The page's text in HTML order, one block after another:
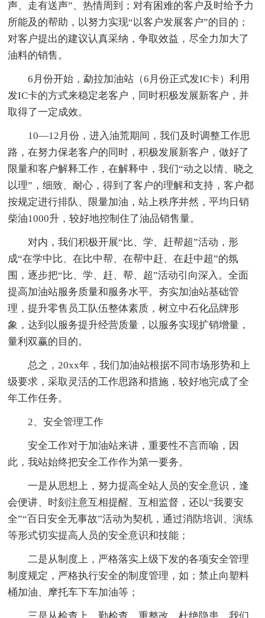
声、走有送声”、热情周到；对有困难的客户及时给予力
所能及的帮助，以努力实现“以客户发展客户”的目的；
对客户提出的建议认真采纳，争取效益，尽全力加大了
油料的销售。
6月份开始，勐拉加油站（6月份正式发IC卡）利用
发IC卡的方式来稳定老客户，同时积极发展新客户，并
取得了一定成效。
10—12月份，进入油荒期间，我们及时调整工作思
路，在努力保老客户的同时，积极发展新客户，做好了
限量和客户解释工作，在解释中，我们“动之以情、晓之
以理”，细致、耐心，得到了客户的理解和支持，客户都
按规定进行排队、限量加油，站上秩序井然，平均日销
柴油1000升，较好地控制住了油品销售量。
对内，我们积极开展“比、学、赶帮超”活动，形
成“在学中比、在比中帮、在帮中赶、在赶中超”的氛
围，逐步把“比、学、赶、帮、超”活动引向深入。全面
提高加油站服务质量和服务水平。夯实加油站基础管
理，提升零售员工队伍整体素质，树立中石化品牌形
象，达到以服务提升经营质量，以服务实现扩销增量，
量利双赢的目的。
总之，20xx年，我们加油站根据不同市场形势和上
级要求，采取灵活的工作思路和措施，较好地完成了全
年工作任务。
2、安全管理工作
安全工作对于加油站来讲，重要性不言而喻，因
此，我站始终把安全工作作为第一要务。
一是从思想上，努力提高全站人员的安全意识，逢
会便讲、时刻注意互相提醒、互相监督，还以“我要安
全”“百日安全无事故”活动为契机，通过消防培训、演练
等形式切实提高人员的安全意识和技能；
二是从制度上，严格落实上级下发的各项安全管理
制度规定，严格执行安全的制度管理，如；禁止向塑料
桶加油、摩托车下车加油等；